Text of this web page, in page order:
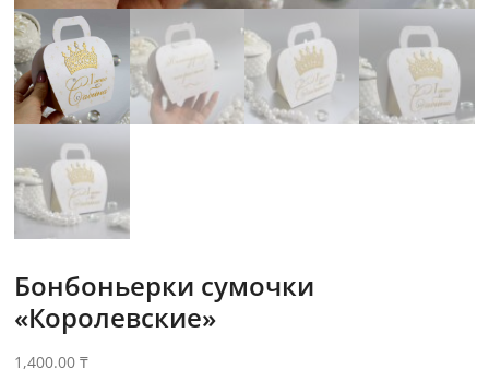
Бонбоньерки сумочки
«Королевские»
1,400.00₸